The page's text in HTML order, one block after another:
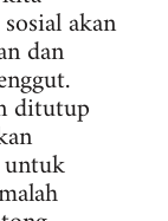
akan
dan
ditutup